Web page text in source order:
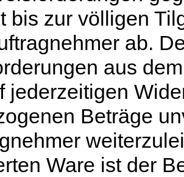
bis zur völligen
ab.
aus
jederzeitigen
Beträge
Ware ist der